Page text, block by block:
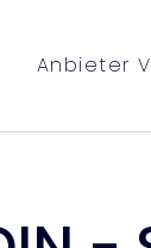
Anbieter